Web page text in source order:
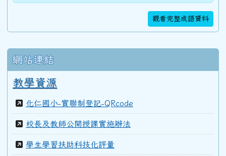
100學年度(101年6月)第41屆乙班
99學年度(100年6月)第40屆乙班
觀看完整成語資料
網站連結
教學資源
化仁國小-實聯制登記-QRcode
校長及教師公開授課實施辦法
學生學習扶助科技化評量